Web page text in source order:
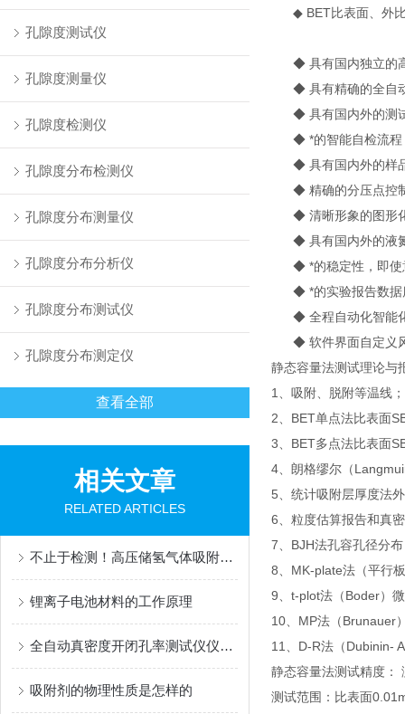
孔隙度测试仪
孔隙度测量仪
孔隙度检测仪
孔隙度分布检测仪
孔隙度分布测量仪
孔隙度分布分析仪
孔隙度分布测试仪
孔隙度分布测定仪
查看全部
相关文章
RELATED ARTICLES
不止于检测！高压储氢气体吸附分析仪，正在渗透哪些关键场景？
锂离子电池材料的工作原理
全自动真密度开闭孔率测试仪仪器原理
吸附剂的物理性质是怎样的
◆ BET比表面、外比
◆ 具有国内独立的高
◆ 具有精确的全自动
◆ 具有国内外的测试
◆ *的智能自检流程
◆ 具有国内外的样品
◆ 精确的分压点控制
◆ 清晰形象的图形化
◆ 具有国内外的液氮
◆ *的稳定性，即使
◆ *的实验报告数据
◆ 全程自动化智能化
◆ 软件界面自定义
静态容量法测试理论与
1、吸附、脱附等温线；
2、BET单点法比表面
3、BET多点法比表
4、朗格缪尔（
5、统计吸附层厚度法
6、粒度估算报告和真
7、BJH法孔容孔径分
8、MK-plate法（平行
9、t-plot法（Boder）
10、MP法（Brunauer
11、D-R法（Dubinin-
静态容量法测试精度：
测试范围：比表面